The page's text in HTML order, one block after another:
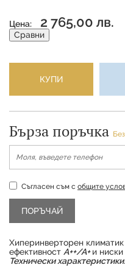
Цена: 2 765,00 лв.
Сравни
КУПИ
Бърза поръчка
Съгласен съм с общите
Хиперинверторен климатик
ефективност А++/А+и
Технически характеристики: